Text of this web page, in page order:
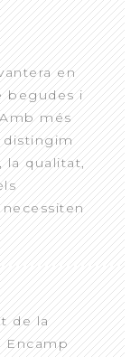
en
begudes i
més
distingim
la qualitat,
necessiten
de la
Encamp